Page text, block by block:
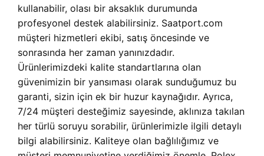
kullanabilir, olası bir aksaklık durumunda
profesyonel destek alabilirsiniz. Saatport.com
müşteri hizmetleri ekibi, satış öncesinde ve
sonrasında her zaman yanınızdadır.
Ürünlerimizdeki kalite standartlarına olan
güvenimizin bir yansıması olarak sunduğumuz bu
garanti, sizin için ek bir huzur kaynağıdır. Ayrıca,
7/24 müşteri desteğimiz sayesinde, aklınıza takılan
her türlü soruyu sorabilir, ürünlerimizle ilgili detaylı
bilgi alabilirsiniz. Kaliteye olan bağlılığımız ve